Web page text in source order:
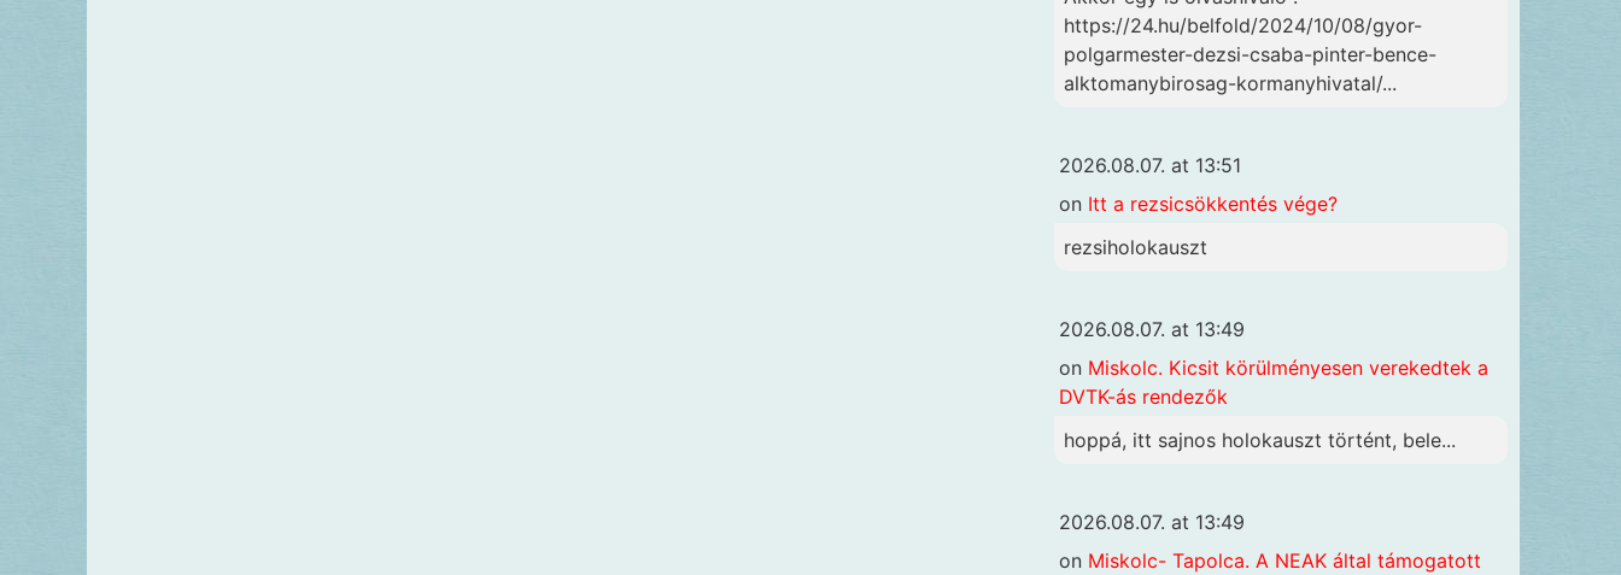
https://24.hu/belfold/2024/10/08/gyor-
polgarmester-dezsi-csaba-pinter-bence-
alktomanybirosag-kormanyhivatal/...
2026.08.07. at 13:51
on Itt a rezsicsökkentés vége?
rezsiholokauszt
2026.08.07. at 13:49
on Miskolc. Kicsit körülményesen verekedtek a
DVTK-ás rendezők
hoppá, itt sajnos holokauszt történt, bele...
2026.08.07. at 13:49
on Miskolc- Tapolca. A NEAK által támogatott